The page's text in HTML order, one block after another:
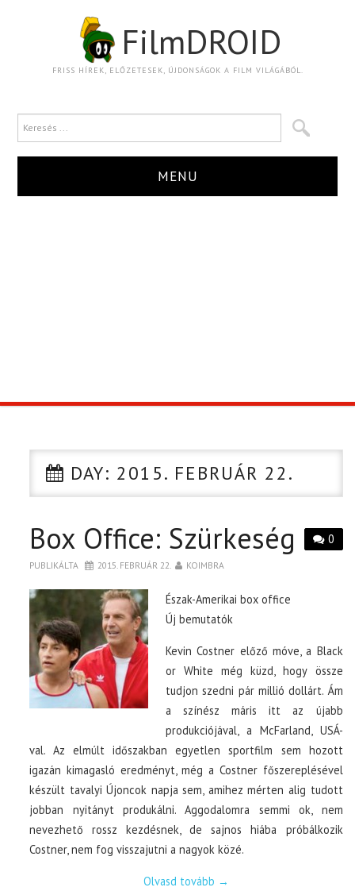
FilmDROID
FRISS HÍREK, ELŐZETESEK, ÚJDONSÁGOK A FILM VILÁGÁBÓL.
MENU
CIKK
PÓLÓ RENDELÉS
DAY: 2015. FEBRUÁR 22.
0
Box Office: Szürkeség
PUBLIKÁLTA 2015. FEBRUÁR 22. KOIMBRA
Észak-Amerikai box office
Új bemutatók
Kevin Costner előző móve, a Black
or White még küzd, hogy össze
tudjon szedni pár millió dollárt. Ám
a színész máris itt az újabb
produkciójával, a McFarland, USÁ-
val. Az elmúlt időszakban egyetlen sportfilm sem hozott
igazán kimagasló eredményt, még a Costner főszereplésével
készült tavalyi Újoncok napja sem, amihez mérten alig tudott
jobban nyitányt produkálni. Aggodalomra semmi ok, nem
nevezhető rossz kezdésnek, de sajnos hiába próbálkozik
Costner, nem fog visszajutni a nagyok közé.
Olvasd tovább →